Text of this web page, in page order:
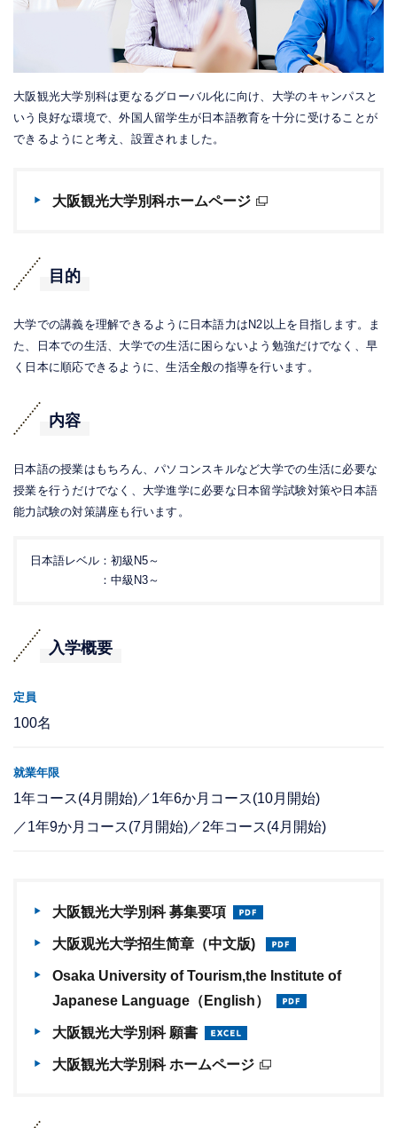
大阪観光大学別科は更なるグローバル化に向け、大学のキャンパスと
いう良好な環境で、外国人留学生が日本語教育を十分に受けることが
できるようにと考え、設置されました。
大阪観光大学別科ホームページ
目的
大学での講義を理解できるように日本語力はN2以上を目指します。ま
た、日本での生活、大学での生活に困らないよう勉強だけでなく、早
く日本に順応できるように、生活全般の指導を行います。
内容
日本語の授業はもちろん、パソコンスキルなど大学での生活に必要な
授業を行うだけでなく、大学進学に必要な日本留学試験対策や日本語
能力試験の対策講座も行います。
日本語レベル ：初級N5～
：中級N3～
入学概要
定員
100名
就業年限
1年コース(4月開始)／1年6か月コース(10月開始)
／1年9か月コース(7月開始)／2年コース(4月開始)
大阪観光大学別科 募集要項
大阪观光大学招生简章（中文版)
Osaka University of Tourism,the Institute of
Japanese Language（English）
大阪観光大学別科 願書
大阪観光大学別科 ホームページ